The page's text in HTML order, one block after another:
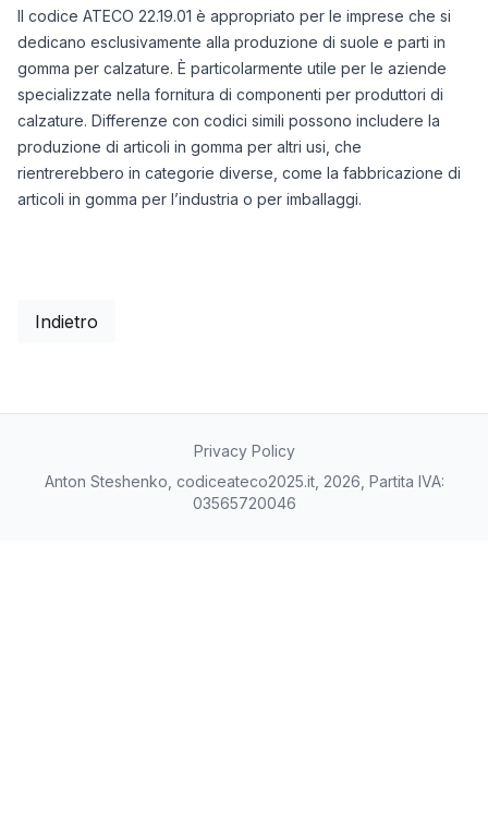
Il codice ATECO 22.19.01 è appropriato per le imprese che si
dedicano esclusivamente alla produzione di suole e parti in
gomma per calzature. È particolarmente utile per le aziende
specializzate nella fornitura di componenti per produttori di
calzature. Differenze con codici simili possono includere la
produzione di articoli in gomma per altri usi, che
rientrerebbero in categorie diverse, come la fabbricazione di
articoli in gomma per l’industria o per imballaggi.
Indietro
Privacy Policy
Anton Steshenko, codiceateco2025.it, 2026, Partita IVA:
03565720046